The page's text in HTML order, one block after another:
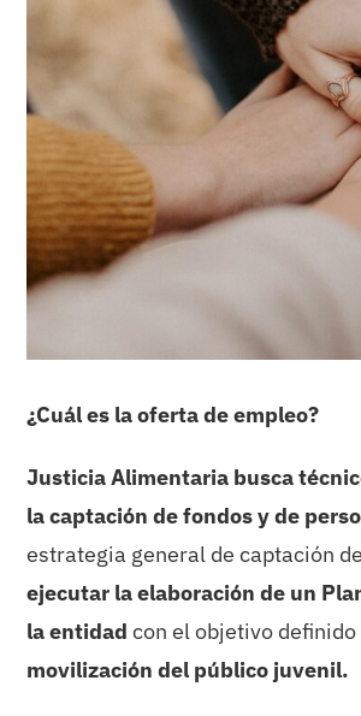
¿Cuál es la oferta de empleo?
Justicia Alimentaria busca
la captación de fondos y de
estrategia general de captación
ejecutar la elaboración de un
la entidad con el objetivo
movilización del público juvenil.